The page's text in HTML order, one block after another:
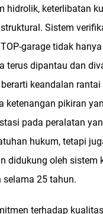
hidrolik, keterlibatan
Sistem
garage tidak
terus dipantau dan
keandalan
ketenangan pikiran
pada peralatan
hukum, tetapi
didukung oleh sistem
25 tahun.
terhadap